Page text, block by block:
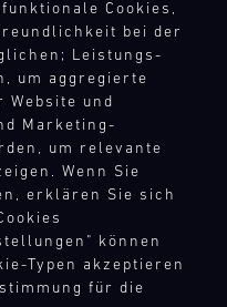
Cookies,
bei der
Leistungs-
um aggregierte
Website und
Marketing-
um relevante
Wenn Sie
erklären Sie sich
können
Typen akzeptieren
für die